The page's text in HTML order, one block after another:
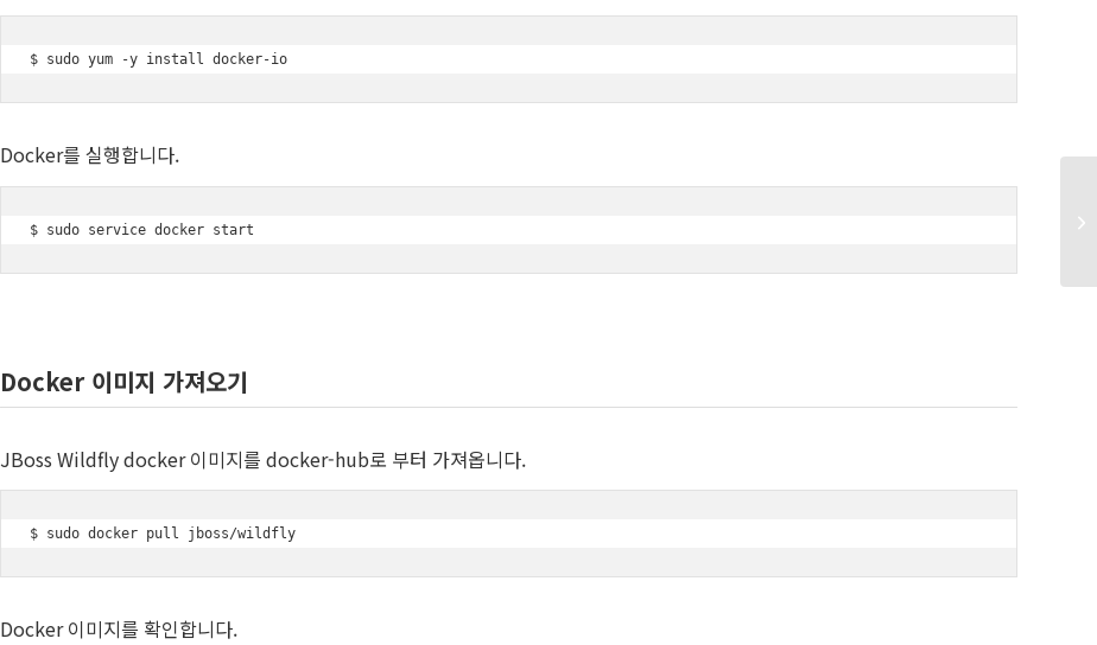
$ sudo yum -y install docker-io
Docker를 실행합니다.
$ sudo service docker start
Docker 이미지 가져오기
JBoss Wildfly docker 이미지를 docker-hub로 부터 가져옵니다.
$ sudo docker pull jboss/wildfly
Docker 이미지를 확인합니다.